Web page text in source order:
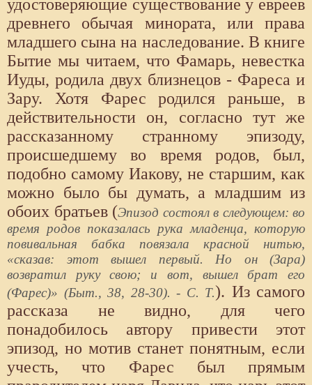
удостоверяющие существование у евреев
древнего обычая минората, или права
младшего сына на наследование. В книге
Бытие мы читаем, что Фамарь, невестка
Иуды, родила двух близнецов - Фареса и
Зару. Хотя Фарес родился раньше, в
действительности он, согласно тут же
рассказанному странному эпизоду,
происшедшему во время родов, был,
подобно самому Иакову, не старшим, как
можно было бы думать, а младшим из
обоих братьев (Эпизод состоял в следующем: во
время родов показалась рука младенца, которую
повивальная бабка повязала красной нитью,
«сказав: этот вышел первый. Но он (Зара)
возвратил руку свою; и вот, вышел брат его
(Фарес)» (Быт., 38, 28-30). - С. Т.). Из самого
рассказа не видно, для чего
понадобилось автору привести этот
эпизод, но мотив станет понятным, если
учесть, что Фарес был прямым